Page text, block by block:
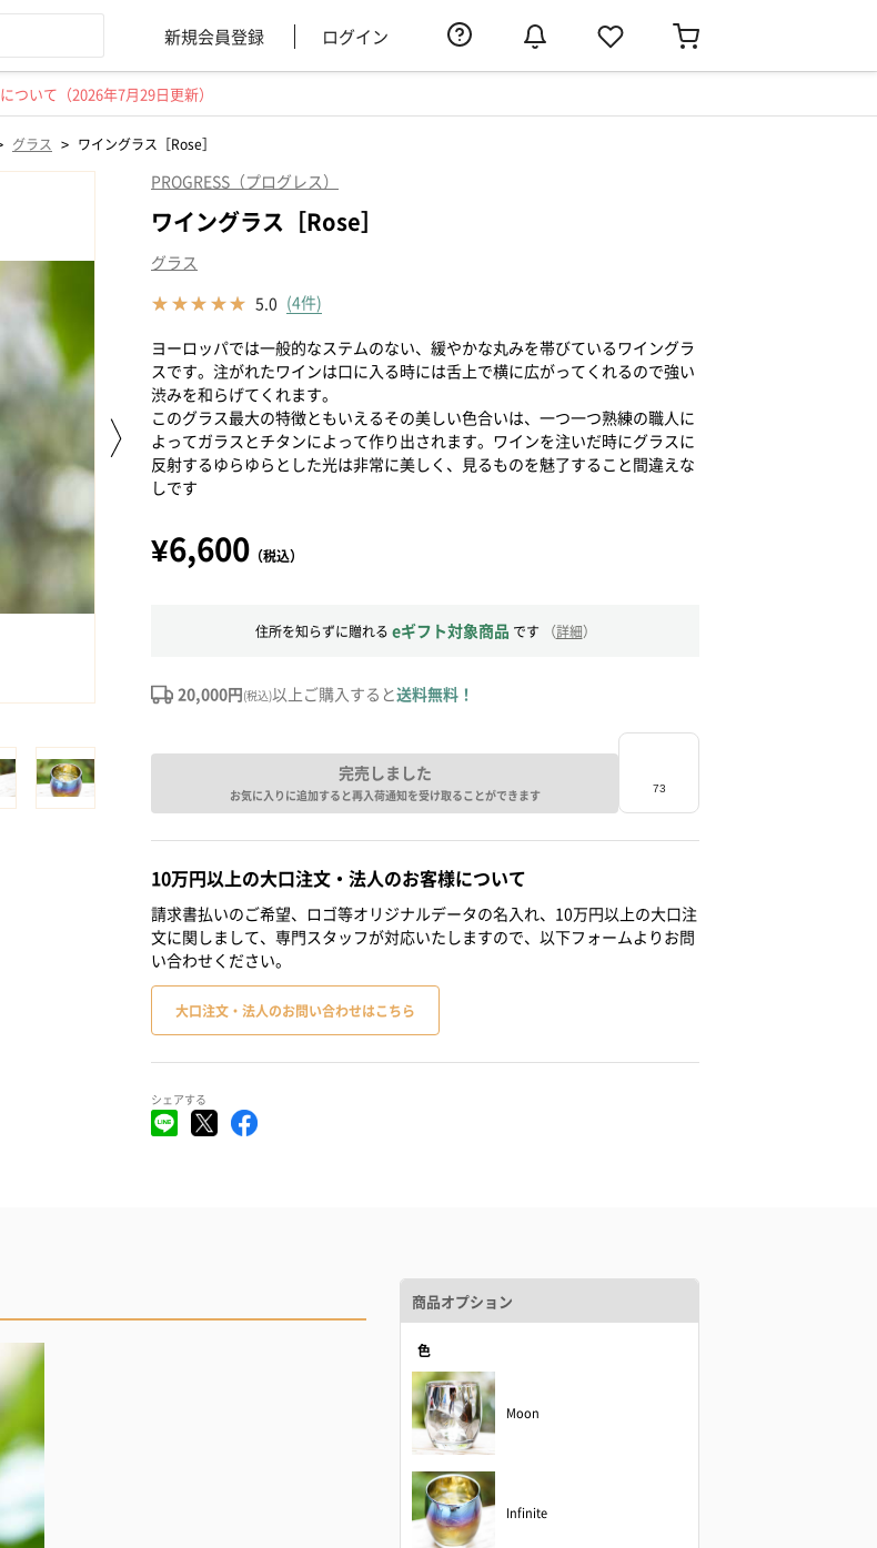
新規会員登録 ログイン
ついて（2026年7月29日更新）
グラス > ワイングラス［Rose］
PROGRESS（プログレス）
ワイングラス［Rose］
グラス
5.0 (4件)
ヨーロッパでは一般的なステムのない、緩やかな丸みを帯びているワイングラ
スです。注がれたワインは口に入る時には舌上で横に広がってくれるので強い
渋みを和らげてくれます。
このグラス最大の特徴ともいえるその美しい色合いは、一つ一つ熟練の職人に
よってガラスとチタンによって作り出されます。ワインを注いだ時にグラスに
反射するゆらゆらとした光は非常に美しく、見るものを魅了すること間違えな
しです
¥6,600 （税込）
住所を知らずに贈れる eギフト対象商品 です （詳細）
20,000円(税込)以上ご購入すると送料無料！
完売しました
お気に入りに追加すると再入荷通知を受け取ることができます
10万円以上の大口注文・法人のお客様について
請求書払いのご希望、ロゴ等オリジナルデータの名入れ、10万円以上の大口注
文に関しまして、専門スタッフが対応いたしますので、以下フォームよりお問
い合わせください。
大口注文・法人のお問い合わせはこちら
シェアする
商品オプション
色
Moon
Infinite